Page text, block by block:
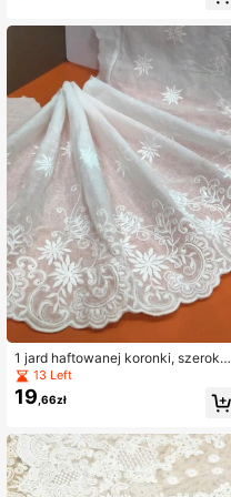
1 jard haftowanej koronki, szerokoś
ć 26 cm, dekoracja DIY na brzegi i r
ękawy ubrań
13 Left
19 ,66zł